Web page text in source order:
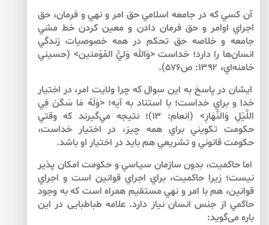
آن كسي كه در جامعه اسلامي حق امر و نهي و فرمان، حق
اجراي اوامر و حق فرمان دادن و معين كردن خط مشي
جامعه و خلاصه حق تحكم در همه خصوصيات زندگي
انسان‌ها را دارد؛ خداست <وَالله وَليُّ المُوْمنين> (حسيني
خامنه‌اي، ۱۳۹۲: ص۵۷۶).
ايشان در پاسخ به اين سوال كه چرا ولايت امر، در اختيار
خدا و براي خداست؛ با استناد به آيه؛ <وَلَهُ مَا سَكَنَ فِي
اللَّيْلِ وَالنَّهَارِ> (انعام: ۱۳)؛ نتيجه مي‌‌گيرند كه وقتي
حكومت تكويني براي همه چيز، در اختيار خداست،
حكومت قانوني و تشريعي هم بايد در اختيار او باشد.
اما حاكميت، بدون سازمان سيـاسي و حكومت امكان پذير
نيست؛ زيرا حاكميت، براي اجراي قوانين است و اجراي
قوانين، هم با امر و نهي مستقيم همراه است كه به وجود
حاكمي از جنس انسان نياز دارد. علامه طباطبايى در اين
باره مى‏‌‌گويد: